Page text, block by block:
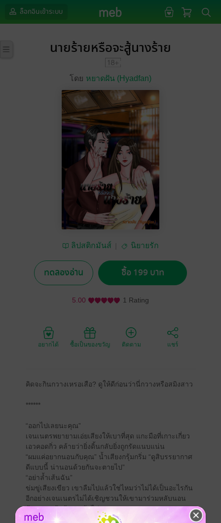
ล็อกอินเข้าระบบ
นายร้ายหรือจะสู้นางร้าย
โดย หยาดฝัน (Hyadfan)
ลิปสติกมันส์ นิยายรัก
ทดลองอ่าน ซื้อ 199 บาท
5.00 1 Rating
อยากได้ ซื้อเป็นของขวัญ ติดตาม แชร์
คิดจะกินกวางเหรอเสือ? ดูให้ดีก่อนว่านี่กวางหรือสมิงสาว
******
“ออกไปเลยนะคุณ”
เจนเนตรพยายามเอ่ยเสียงให้เบาที่สุด แกะมือที่เกาะเกี่ยว
เอวคอดกิ่ว คล้ายว่ายิ่งดิ้นกลับยิ่งถูกรัดแนบแน่น
“ผมแค่อยากนอนกับคุณ” น้ำเสียงกรุ้มกริ่ม “ดูสิบรรยากาศ
ดีแบบนี้ น่านอนด้วยกันจะตายไป”
“อย่าล้ำเส้นฉัน”
ข่มขู่เสียงเขียว เขาลืมไปแล้วใช่ไหมว่าไม่ได้เป็นอะไรกัน
อีกอย่างเจนเนตรไม่ได้เชิญชวนให้เขามาร่วมหลับนอน
ด้วย คนหน้าด้าน หน้าไม่อาย
แน่นอนว่าต่อให้เอ่ยประโยคอันเจ็บแสบพวกนั้น ก็ไม่ทำให้